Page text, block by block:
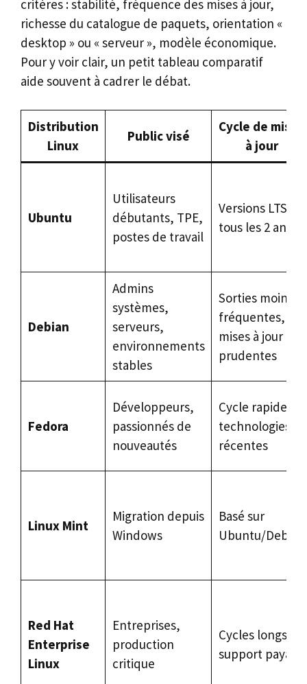
critères : stabilité, fréquence des mises à jour,
richesse du catalogue de paquets, orientation «
desktop » ou « serveur », modèle économique.
Pour y voir clair, un petit tableau comparatif
aide souvent à cadrer le débat.
Distribution
Linux
Public visé
Cycle de mises
à jour
Ubuntu
Utilisateurs
débutants, TPE,
postes de travail
Versions LTS
tous les 2 ans
Debian
Admins
systèmes,
serveurs,
environnements
stables
Sorties moins
fréquentes,
mises à jour
prudentes
Fedora
Développeurs,
passionnés de
nouveautés
Cycle rapide,
technologies
récentes
Linux Mint
Migration depuis
Windows
Basé sur
Ubuntu/Debian
Red Hat
Enterprise
Linux
Entreprises,
production
critique
Cycles longs,
support payant